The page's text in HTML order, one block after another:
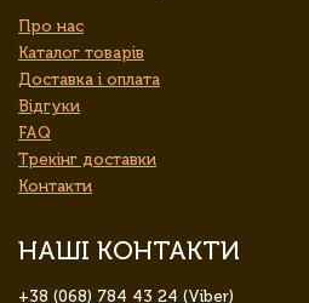
Про нас
Каталог товарів
Доставка і оплата
Відгуки
FAQ
Трекінг доставки
Контакти
НАШІ КОНТАКТИ
+38 (068) 784 43 24 (Viber)